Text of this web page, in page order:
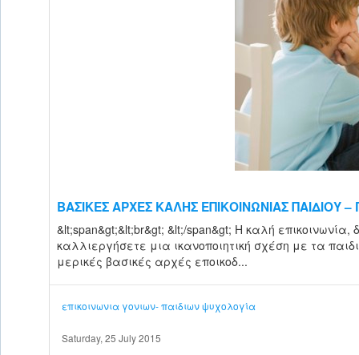
ΒΑΣΙΚΕΣ ΑΡΧΕΣ ΚΑΛΗΣ ΕΠΙΚΟΙΝΩΝΙΑΣ ΠΑΙΔΙΟΥ –
&lt;span&gt;&lt;br&gt; &lt;/span&gt; Η καλή
καλλιεργήσετε μια ικανοποιητική σχέση με τα
μερικές βασικές αρχές εποικοδ...
επικοινωνια γονιων- παιδιωνψυχολογία
Saturday, 25 July 2015